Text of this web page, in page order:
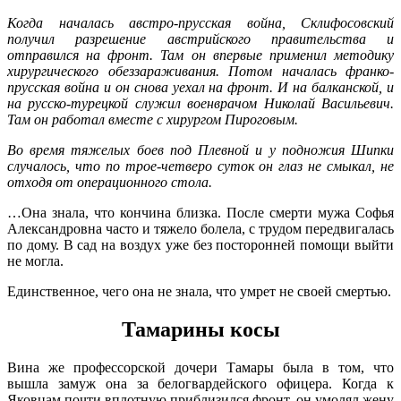
Когда началась австро-прусская война, Склифосовский
получил разрешение австрийского правительства и
отправился на фронт. Там он впервые применил методику
хирургического обеззараживания. Потом началась франко-
прусская война и он снова уехал на фронт. И на балканской, и
на русско-турецкой служил военврачом Николай Васильевич.
Там он работал вместе с хирургом Пироговым.
Во время тяжелых боев под Плевной и у подножия Шипки
случалось, что по трое-четверо суток он глаз не смыкал, не
отходя от операционного стола.
…Она знала, что кончина близка. После смерти мужа Софья
Александровна часто и тяжело болела, с трудом передвигалась
по дому. В сад на воздух уже без посторонней помощи выйти
не могла.
Единственное, чего она не знала, что умрет не своей смертью.
Тамарины косы
Вина же профессорской дочери Тамары была в том, что
вышла замуж она за белогвардейского офицера. Когда к